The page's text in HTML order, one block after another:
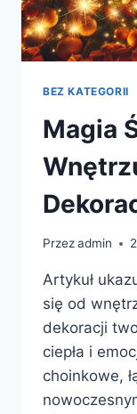
BEZ KATEGORII
Magia
Przezadmin
Artykuł
się od
dekoracji
ciepła i
choinkowe,